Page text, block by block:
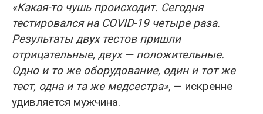
«Какая-то чушь происходит. Сегодня
тестировался на COVID-19 четыре раза.
Результаты двух тестов пришли
отрицательные, двух — положительные.
Одно и то же оборудование, один и тот же
тест, одна и та же медсестра», — искренне
удивляется мужчина.